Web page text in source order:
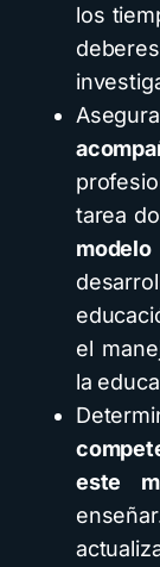
los
tarea
el
la
este